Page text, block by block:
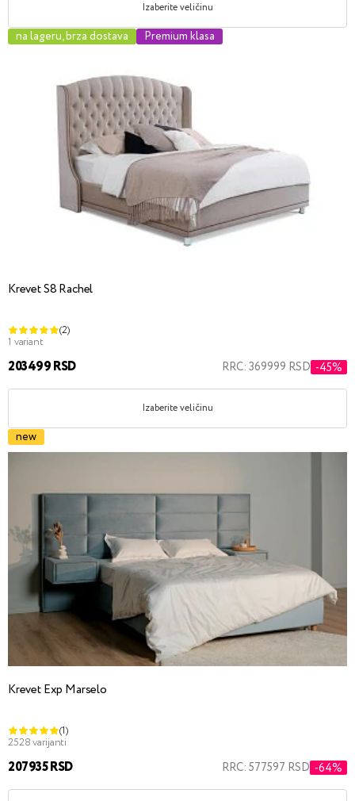
Izaberite veličinu
na lageru, brza dostava Premium klasa
Krevet S8 Rachel
(2)
1 variant
203499 RSD RRC: 369999 RSD -45%
Izaberite veličinu
new
Krevet Exp Marselo
(1)
2528 varijanti
207935 RSD RRC: 577597 RSD -64%